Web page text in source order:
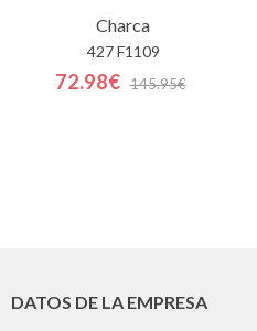
Charca
427 F1109
72.98€ 145.95€
DATOS DE LA EMPRESA